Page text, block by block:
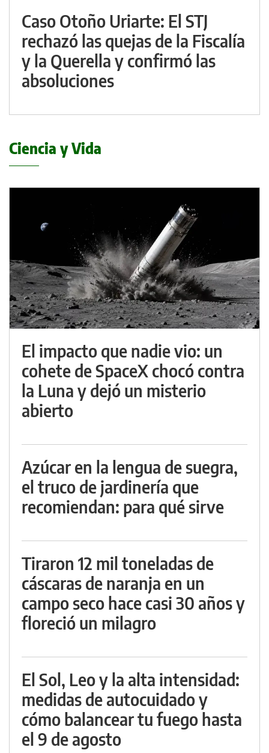
Caso Otoño Uriarte: El STJ
rechazó las quejas de la Fiscalía
y la Querella y confirmó las
absoluciones
Ciencia y Vida
El impacto que nadie vio: un
cohete de SpaceX chocó contra
la Luna y dejó un misterio
abierto
Azúcar en la lengua de suegra,
el truco de jardinería que
recomiendan: para qué sirve
Tiraron 12 mil toneladas de
cáscaras de naranja en un
campo seco hace casi 30 años y
floreció un milagro
El Sol, Leo y la alta intensidad:
medidas de autocuidado y
cómo balancear tu fuego hasta
el 9 de agosto